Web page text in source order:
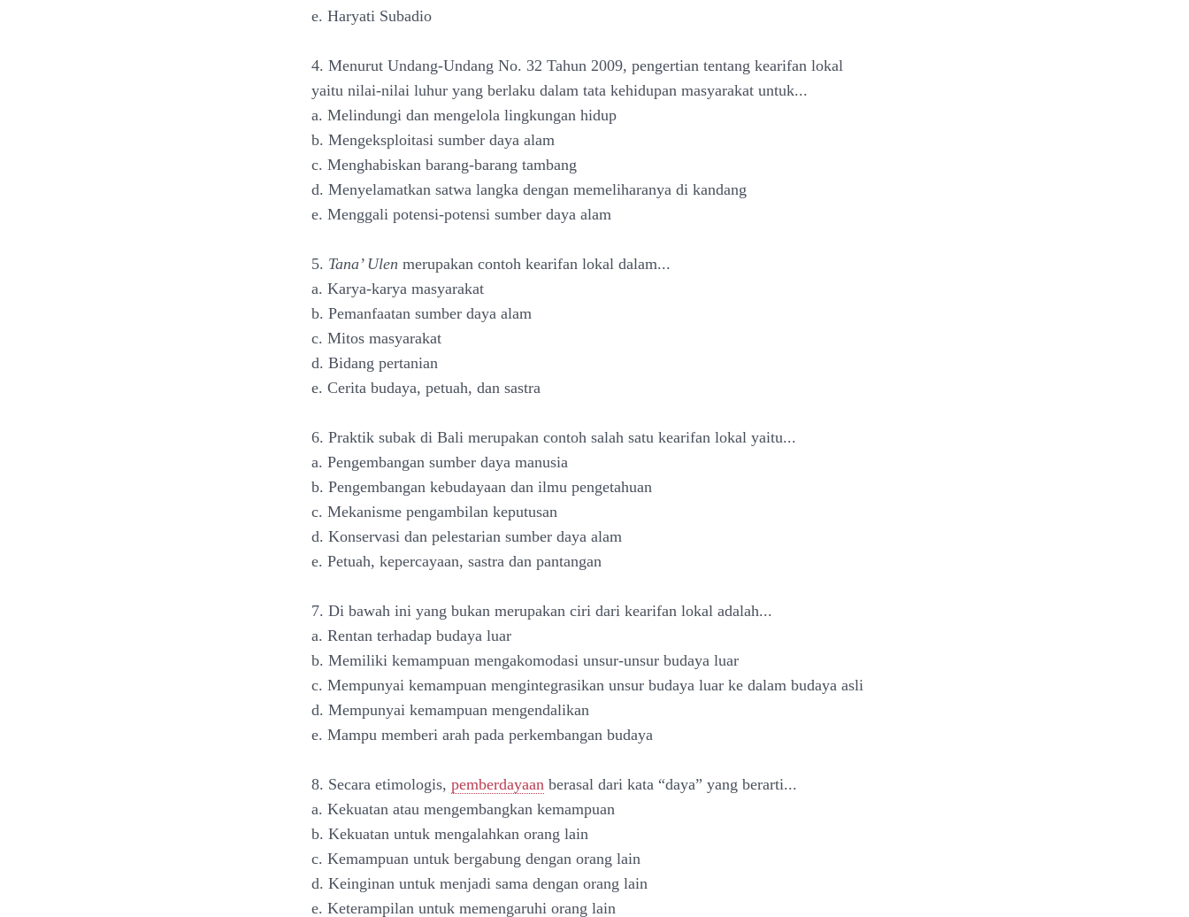
e. Haryati Subadio
4. Menurut Undang-Undang No. 32 Tahun 2009, pengertian tentang kearifan lokal
yaitu nilai-nilai luhur yang berlaku dalam tata kehidupan masyarakat untuk...
a. Melindungi dan mengelola lingkungan hidup
b. Mengeksploitasi sumber daya alam
c. Menghabiskan barang-barang tambang
d. Menyelamatkan satwa langka dengan memeliharanya di kandang
e. Menggali potensi-potensi sumber daya alam
5. Tana’ Ulen merupakan contoh kearifan lokal dalam...
a. Karya-karya masyarakat
b. Pemanfaatan sumber daya alam
c. Mitos masyarakat
d. Bidang pertanian
e. Cerita budaya, petuah, dan sastra
6. Praktik subak di Bali merupakan contoh salah satu kearifan lokal yaitu...
a. Pengembangan sumber daya manusia
b. Pengembangan kebudayaan dan ilmu pengetahuan
c. Mekanisme pengambilan keputusan
d. Konservasi dan pelestarian sumber daya alam
e. Petuah, kepercayaan, sastra dan pantangan
7. Di bawah ini yang bukan merupakan ciri dari kearifan lokal adalah...
a. Rentan terhadap budaya luar
b. Memiliki kemampuan mengakomodasi unsur-unsur budaya luar
c. Mempunyai kemampuan mengintegrasikan unsur budaya luar ke dalam budaya asli
d. Mempunyai kemampuan mengendalikan
e. Mampu memberi arah pada perkembangan budaya
8. Secara etimologis, pemberdayaan berasal dari kata “daya” yang berarti...
a. Kekuatan atau mengembangkan kemampuan
b. Kekuatan untuk mengalahkan orang lain
c. Kemampuan untuk bergabung dengan orang lain
d. Keinginan untuk menjadi sama dengan orang lain
e. Keterampilan untuk memengaruhi orang lain